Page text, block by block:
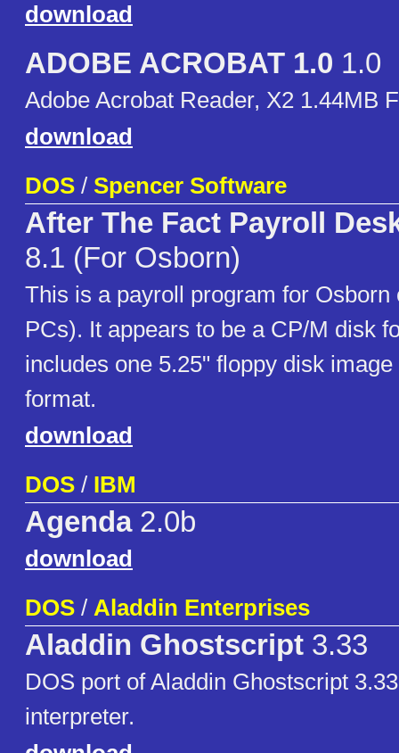
download
ADOBE ACROBAT 1.0 1.0
Adobe Acrobat Reader, X2 1.44MB
download
DOS / Spencer Software
After The Fact Payroll
8.1 (For Osborn)
This is a payroll program for Osborn
PCs). It appears to be a CP/M disk
includes one 5.25" floppy disk
format.
download
DOS / IBM
Agenda2.0b
download
DOS / Aladdin Enterprises
Aladdin Ghostscript 3.33
DOS port of Aladdin Ghostscript
interpreter.